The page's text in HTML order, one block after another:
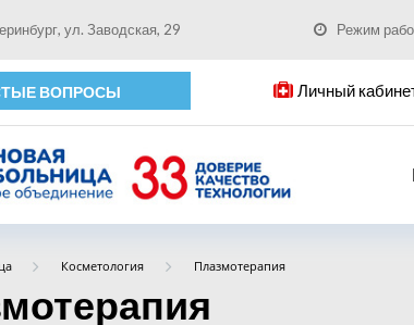
ул. Заводская, 29 Режим
ВОПРОСЫ Личный
Косметология Плазмотерапия